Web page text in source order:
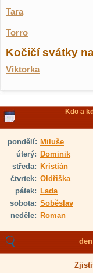
Tara
Torro
Kočičí svátky
Viktorka
Kdo a
pondělí: Miluše
úterý: Dominik
středa: Kristián
čtvrtek: Oldřiška
pátek: Lada
sobota: Soběslav
neděle: Roman